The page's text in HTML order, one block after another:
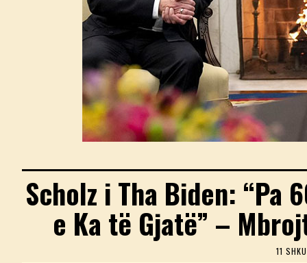
Scholz i Tha Biden: “Pa
e Ka të Gjatë” –
11